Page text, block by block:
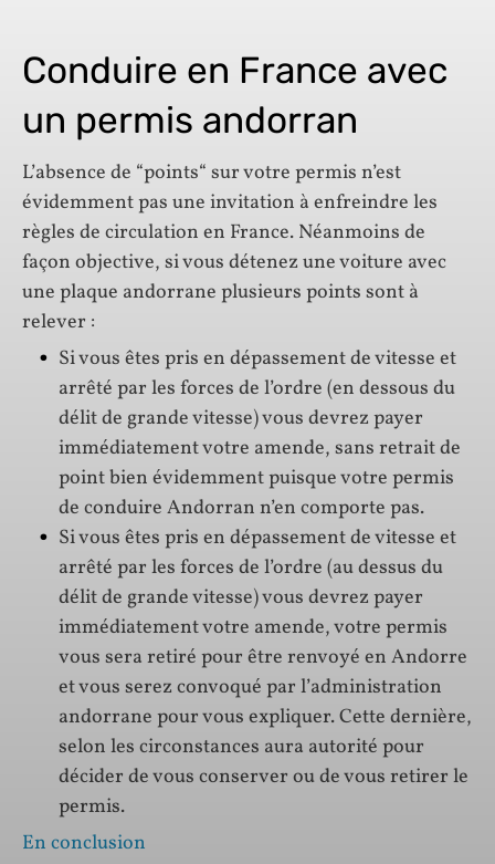
Conduire en France avec
un permis andorran
L’absence de “points“ sur votre permis n’est
évidemment pas une invitation à enfreindre les
règles de circulation en France. Néanmoins de
façon objective, si vous détenez une voiture avec
une plaque andorrane plusieurs points sont à
relever :
Si vous êtes pris en dépassement de vitesse et
arrêté par les forces de l’ordre (en dessous du
délit de grande vitesse) vous devrez payer
immédiatement votre amende, sans retrait de
point bien évidemment puisque votre permis
de conduire Andorran n’en comporte pas.
Si vous êtes pris en dépassement de vitesse et
arrêté par les forces de l’ordre (au dessus du
délit de grande vitesse) vous devrez payer
immédiatement votre amende, votre permis
vous sera retiré pour être renvoyé en Andorre
et vous serez convoqué par l’administration
andorrane pour vous expliquer. Cette dernière,
selon les circonstances aura autorité pour
décider de vous conserver ou de vous retirer le
permis.
En conclusion